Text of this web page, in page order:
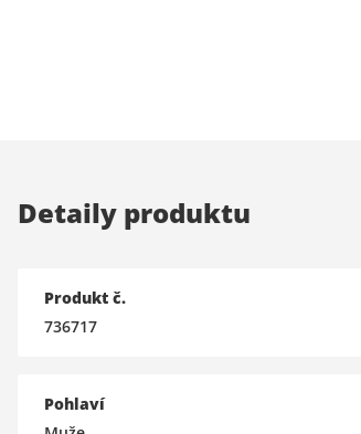
Detaily produktu
Produkt č.
736717
Pohlaví